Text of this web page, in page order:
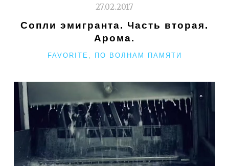
НИЩЕБРОДСТВО»
27.02.2017
Сопли эмигранта. Часть вторая.
Арома.
РУБРИКИ
FAVORITE , ПО ВОЛНАМ ПАМЯТИ